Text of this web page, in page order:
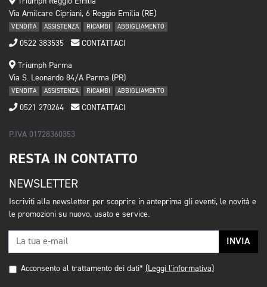
Via Amilcare Cipriani, 6 Reggio Emilia (RE)
VENDITA ASSISTENZA RICAMBI ABBIGLIAMENTO
0522 383535 CONTATTACI
Triumph Parma
Via S. Leonardo 84/A Parma (PR)
VENDITA ASSISTENZA RICAMBI ABBIGLIAMENTO
0521 270264 CONTATTACI
P.IVA 01728360353
RESTA IN CONTATTO
NEWSLETTER
Iscriviti alla newsletter per scoprire in anteprima gli eventi, le novità e
le promozioni su nuovo, usato e service.
INVIA
Acconsento al trattamento dei dati* (Leggi l'informativa)